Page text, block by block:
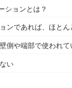
ションとは？
ンであれば、ほと
側や端部で使われ
い